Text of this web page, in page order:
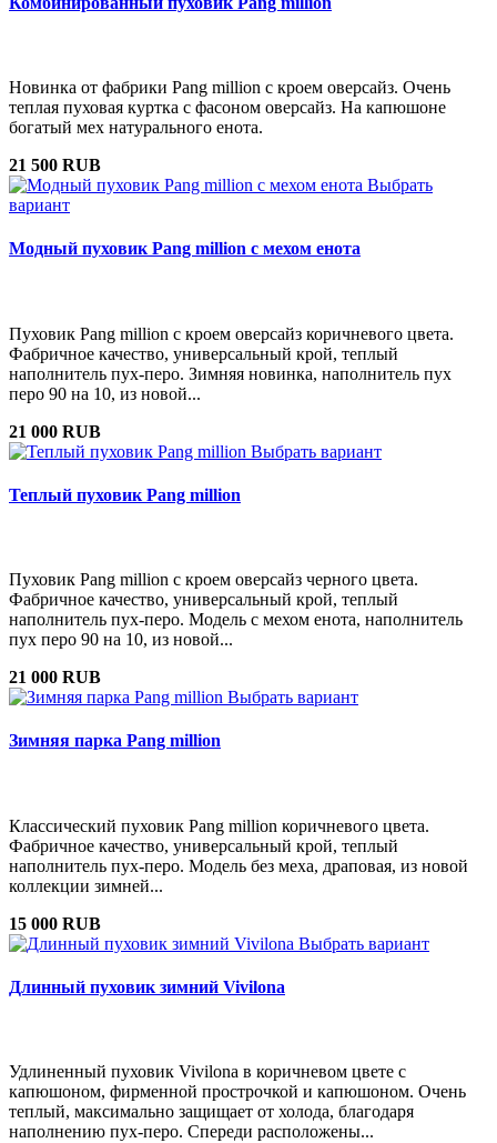
Новинка от фабрики Pang million с кроем оверсайз. Очень
теплая пуховая куртка с фасоном оверсайз. На капюшоне
богатый мех натурального енота.
21 500 RUB
Выбрать
вариант
Модный пуховик Pang million с мехом енота
Пуховик Pang million с кроем оверсайз коричневого цвета.
Фабричное качество, универсальный крой, теплый
наполнитель пух-перо. Зимняя новинка, наполнитель пух
перо 90 на 10, из новой...
21 000 RUB
Выбрать вариант
Теплый пуховик Pang million
Пуховик Pang million с кроем оверсайз черного цвета.
Фабричное качество, универсальный крой, теплый
наполнитель пух-перо. Модель с мехом енота, наполнитель
пух перо 90 на 10, из новой...
21 000 RUB
Выбрать вариант
Зимняя парка Pang million
Классический пуховик Pang million коричневого цвета.
Фабричное качество, универсальный крой, теплый
наполнитель пух-перо. Модель без меха, драповая, из новой
коллекции зимней...
15 000 RUB
Выбрать вариант
Длинный пуховик зимний Vivilona
Удлиненный пуховик Vivilona в коричневом цвете с
капюшоном, фирменной прострочкой и капюшоном. Очень
теплый, максимально защищает от холода, благодаря
наполнению пух-перо. Спереди расположены...